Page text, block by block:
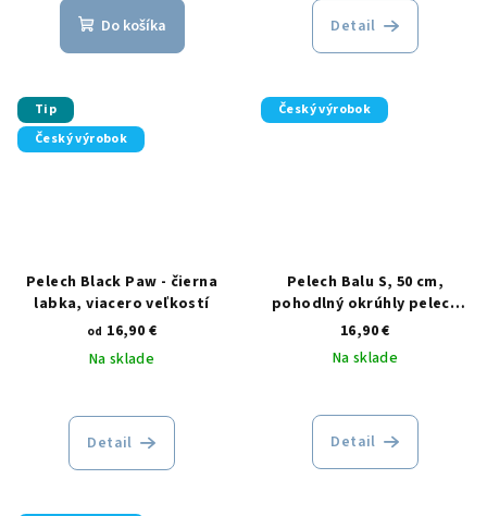
Do košíka Detail
Tip
Český výrobok
Pelech Black Paw - čierna
labka, viacero veľkostí
od 16,90 €
Na sklade
Detail
Český výrobok
Pelech Balu S, 50 cm,
pohodlný okrúhly pelech
pre menšie psy
16,90 €
Na sklade
Detail